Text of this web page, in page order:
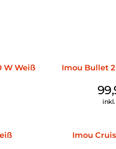
W Weiß Imou Bullet
Imou